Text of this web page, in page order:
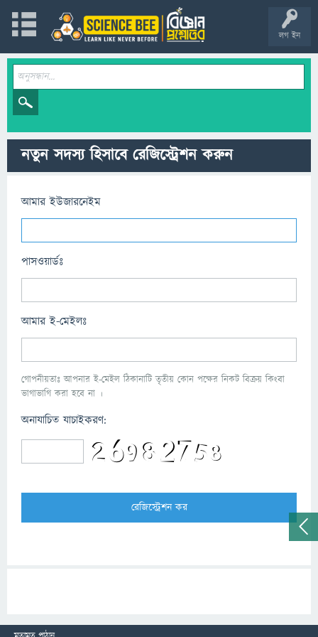
লগ ইন
নতুন সদস্য হিসাবে রেজিস্ট্রেশন করুন
আমার ইউজারনেইম
পাসওয়ার্ডঃ
আমার ই-মেইলঃ
গোপনীয়তাঃ আপনার ই-মেইল ঠিকানাটি তৃতীয় কোন পক্ষের নিকট বিক্রয় কিংবা
ভাগাভাগি করা হবে না ।
অনাযাচিত যাচাইকরণ: